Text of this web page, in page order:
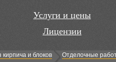
Услуги и цены
Лицензии
кирпича и блоков Отделочные